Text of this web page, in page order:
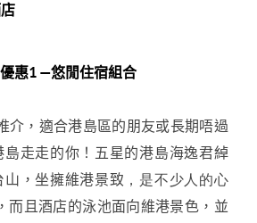
惠1 —悠閒住宿組合
介，適合港島區的朋友或長期唔過
島走走的你！五星的港島海逸君綽
，坐擁維港景致 ，是不少人的心
而且酒店的泳池面向維港景色，並